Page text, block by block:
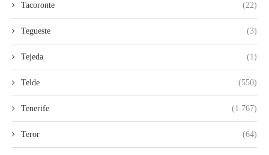
Tacoronte (22)
Tegueste (3)
Tejeda (1)
Telde (550)
Tenerife (1.767)
Teror (64)